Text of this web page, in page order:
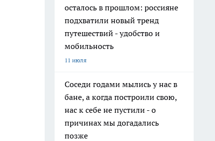
осталось в прошлом: россияне
подхватили новый тренд
путешествий - удобство и
мобильность
11 июля
Соседи годами мылись у нас в
бане, а когда построили свою,
нас к себе не пустили - о
причинах мы догадались
позже